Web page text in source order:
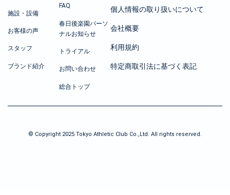
施設・設備
お客様の声
スタッフ
ブランド紹介
FAQ
春日後楽園パーソ
ナルお知らせ
トライアル
お問い合わせ
総合トップ
個人情報の取り扱いについて
会社概要
利用規約
特定商取引法に基づく表記
© Copyright 2025 Tokyo Athletic Club Co.,Ltd. All rights reserved.